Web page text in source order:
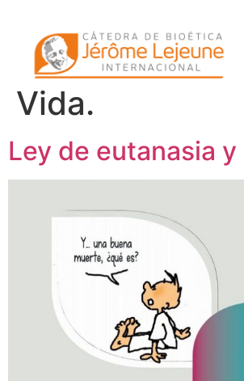
Etiqueta:
Bioética al
Vida.
Ley de eutanasia